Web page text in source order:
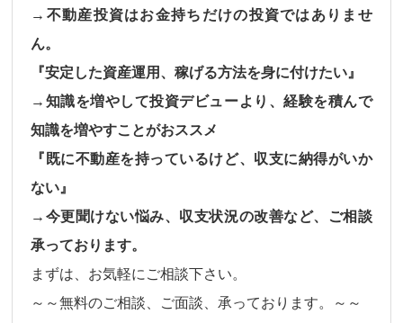
→不動産投資はお金持ちだけの投資ではありませ
ん。
『安定した資産運用、稼げる方法を身に付けたい』
→知識を増やして投資デビューより、経験を積んで
知識を増やすことがおススメ
『既に不動産を持っているけど、収支に納得がいか
ない』
→今更聞けない悩み、収支状況の改善など、ご相談
承っております。
まずは、お気軽にご相談下さい。
～～無料のご相談、ご面談、承っております。～～